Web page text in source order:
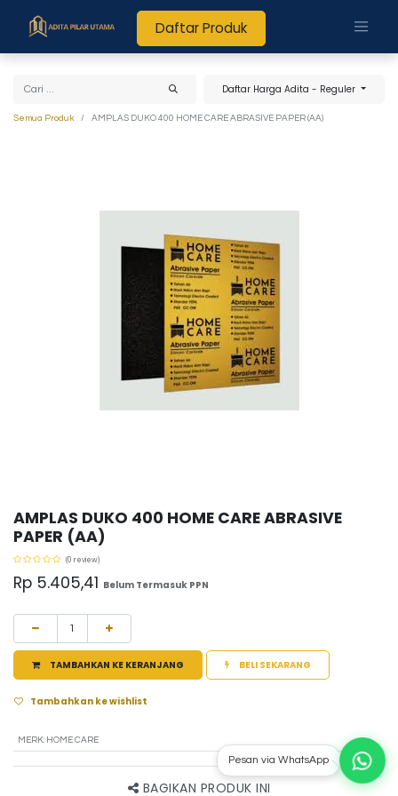
Daftar Produk
Daftar Harga Adita - Reguler
Semua Produk AMPLAS DUKO 400 HOME CARE ABRASIVE PAPER (AA)
AMPLAS DUKO 400 HOME CARE ABRASIVE
PAPER (AA)
(0 review)
Rp 5.405,41 Belum Termasuk PPN
TAMBAHKAN KE KERANJANG BELI SEKARANG
Tambahkan ke wishlist
MERK: HOME CARE
BAGIKAN PRODUK INI
Pesan via WhatsApp